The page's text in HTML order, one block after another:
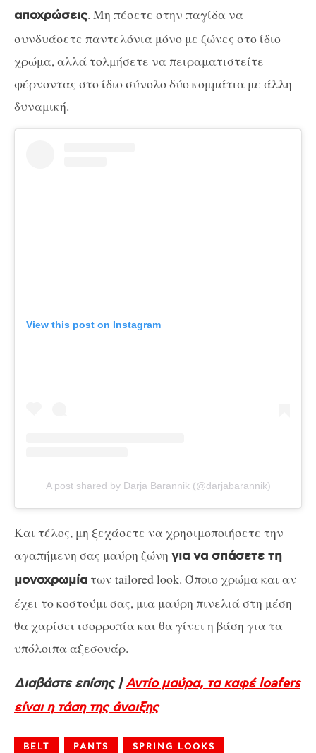
αποχρώσεις. Μη πέσετε στην παγίδα να
συνδυάσετε παντελόνια μόνο με ζώνες στο ίδιο
χρώμα, αλλά τολμήσετε να πειραματιστείτε
φέρνοντας στο ίδιο σύνολο δύο κομμάτια με άλλη
δυναμική.
View this post on Instagram
A post shared by Darja Barannik (@darjabarannik)
Και τέλος, μη ξεχάσετε να χρησιμοποιήσετε την
αγαπήμενη σας μαύρη ζώνη για να σπάσετε τη
μονοχρωμίατων tailored look. Όποιο χρώμα και αν
έχει το κοστούμι σας, μια μαύρη πινελιά στη μέση
θα χαρίσει ισορροπία και θα γίνει η βάση για τα
υπόλοιπα αξεσουάρ.
Διαβάστε επίσης |Αντίο μαύρα, τα καφέ loafers
είναι η τάση της άνοιξης
BELT PANTS SPRING LOOKS